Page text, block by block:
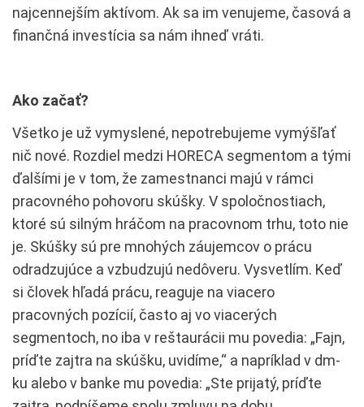
najcennejším aktívom. Ak sa im venujeme, časová a
finančná investícia sa nám ihneď vráti.
Ako začať?
Všetko je už vymyslené, nepotrebujeme vymýšľať
nič nové. Rozdiel medzi HORECA segmentom a tými
ďalšími je v tom, že zamestnanci majú v rámci
pracovného pohovoru skúšky. V spoločnostiach,
ktoré sú silným hráčom na pracovnom trhu, toto nie
je. Skúšky sú pre mnohých záujemcov o prácu
odradzujúce a vzbudzujú nedôveru. Vysvetlím. Keď
si človek hľadá prácu, reaguje na viacero
pracovných pozícií, často aj vo viacerých
segmentoch, no iba v reštaurácii mu povedia: „Fajn,
príďte zajtra na skúšku, uvidíme,“ a napríklad v dm-
ku alebo v banke mu povedia: „Ste prijatý, príďte